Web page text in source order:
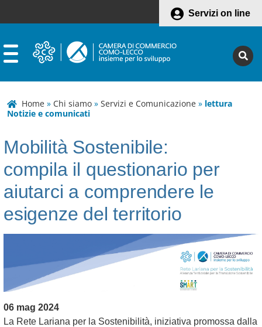
Servizi on line
Home » Chi siamo » Servizi e Comunicazione » lettura
Notizie e comunicati
Mobilità Sostenibile:
compila il questionario per
aiutarci a comprendere le
esigenze del territorio
06 mag 2024
La Rete Lariana per la Sostenibilità, iniziativa promossa dalla